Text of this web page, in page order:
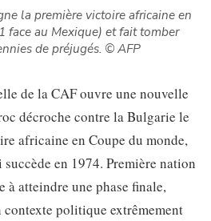
la première victoire africaine en
face au Mexique) et fait tomber
de préjugés. © AFP
de la CAF ouvre une nouvelle
décroche contre la Bulgarie le
africaine en Coupe du monde,
en 1974. Première nation
à atteindre une phase finale,
contexte politique extrêmement